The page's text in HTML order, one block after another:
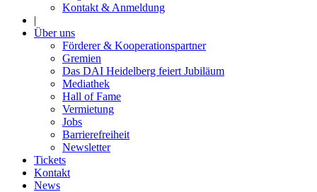
Kontakt & Anmeldung
|
Über uns
Förderer & Kooperationspartner
Gremien
Das DAI Heidelberg feiert Jubiläum
Mediathek
Hall of Fame
Vermietung
Jobs
Barrierefreiheit
Newsletter
Tickets
Kontakt
News